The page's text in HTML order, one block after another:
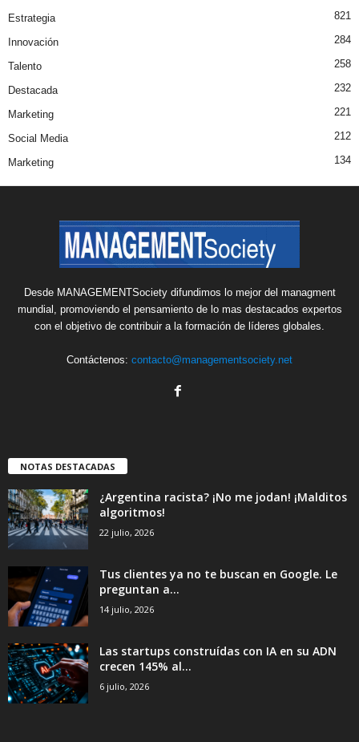
Estrategia 821
Innovación 284
Talento 258
Destacada 232
Marketing 221
Social Media 212
Marketing 134
Desde MANAGEMENTSociety difundimos lo mejor del managment
mundial, promoviendo el pensamiento de lo mas destacados expertos
con el objetivo de contribuir a la formación de líderes globales.
Contáctenos: contacto@managementsociety.net
NOTAS DESTACADAS
¿Argentina racista? ¡No me jodan! ¡Malditos
algoritmos!
22 julio, 2026
Tus clientes ya no te buscan en Google. Le
preguntan a...
14 julio, 2026
Las startups construídas con IA en su ADN
crecen 145% al...
6 julio, 2026